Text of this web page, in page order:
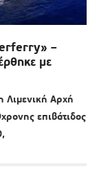
–
με
Αρχή
επιβάτιδος